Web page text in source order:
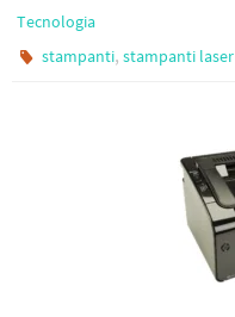
Tecnologia
stampanti,stampanti laser